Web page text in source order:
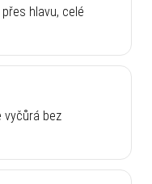
hlavu, celé
vyčůrá bez